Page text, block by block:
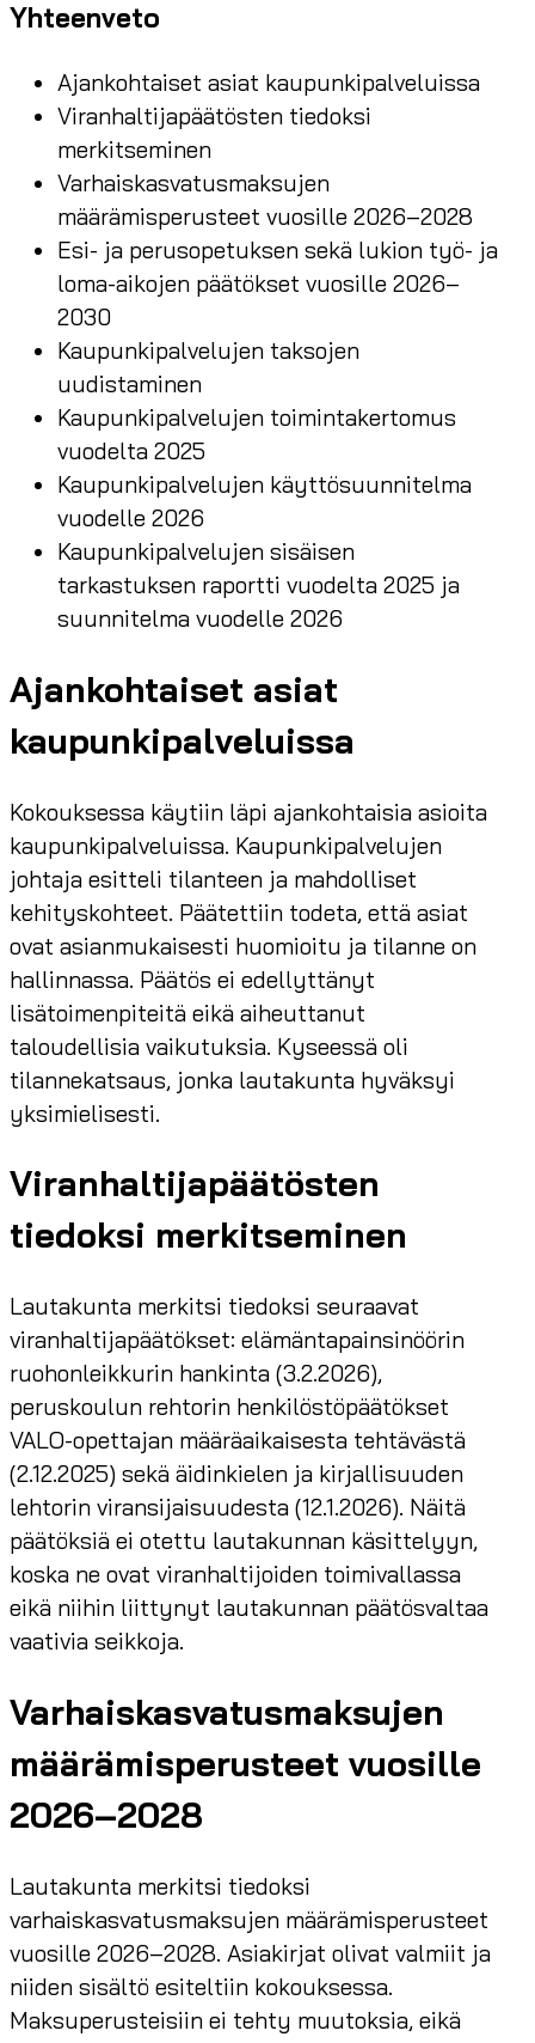
Yhteenveto
Ajankohtaiset asiat kaupunkipalveluissa
Viranhaltijapäätösten tiedoksi
merkitseminen
Varhaiskasvatusmaksujen
määrämisperusteet vuosille 2026–2028
Esi- ja perusopetuksen sekä lukion työ- ja
loma-aikojen päätökset vuosille 2026–
2030
Kaupunkipalvelujen taksojen
uudistaminen
Kaupunkipalvelujen toimintakertomus
vuodelta 2025
Kaupunkipalvelujen käyttösuunnitelma
vuodelle 2026
Kaupunkipalvelujen sisäisen
tarkastuksen raportti vuodelta 2025 ja
suunnitelma vuodelle 2026
Ajankohtaiset asiat
kaupunkipalveluissa
Kokouksessa käytiin läpi ajankohtaisia asioita
kaupunkipalveluissa. Kaupunkipalvelujen
johtaja esitteli tilanteen ja mahdolliset
kehityskohteet. Päätettiin todeta, että asiat
ovat asianmukaisesti huomioitu ja tilanne on
hallinnassa. Päätös ei edellyttänyt
lisätoimenpiteitä eikä aiheuttanut
taloudellisia vaikutuksia. Kyseessä oli
tilannekatsaus, jonka lautakunta hyväksyi
yksimielisesti.
Viranhaltijapäätösten
tiedoksi merkitseminen
Lautakunta merkitsi tiedoksi seuraavat
viranhaltijapäätökset: elämäntapainsinöörin
ruohonleikkurin hankinta (3.2.2026),
peruskoulun rehtorin henkilöstöpäätökset
VALO-opettajan määräaikaisesta tehtävästä
(2.12.2025) sekä äidinkielen ja kirjallisuuden
lehtorin viransijaisuudesta (12.1.2026). Näitä
päätöksiä ei otettu lautakunnan käsittelyyn,
koska ne ovat viranhaltijoiden toimivallassa
eikä niihin liittynyt lautakunnan päätösvaltaa
vaativia seikkoja.
Varhaiskasvatusmaksujen
määrämisperusteet vuosille
2026–2028
Lautakunta merkitsi tiedoksi
varhaiskasvatusmaksujen määrämisperusteet
vuosille 2026–2028. Asiakirjat olivat valmiit ja
niiden sisältö esiteltiin kokouksessa.
Maksuperusteisiin ei tehty muutoksia, eikä